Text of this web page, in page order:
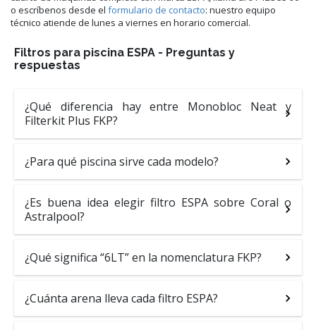
o escríbenos desde el formulario de contacto: nuestro equipo
técnico atiende de lunes a viernes en horario comercial.
Filtros para piscina ESPA - Preguntas y
respuestas
¿Qué diferencia hay entre Monobloc Neat y
Filterkit Plus FKP?
¿Para qué piscina sirve cada modelo?
¿Es buena idea elegir filtro ESPA sobre Coral o
Astralpool?
¿Qué significa “6LT” en la nomenclatura FKP?
¿Cuánta arena lleva cada filtro ESPA?